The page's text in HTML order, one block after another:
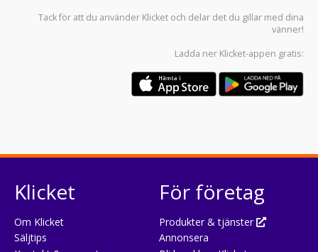
Tack för att du använder Klicket och delar det du gillar med dina
vänner!
Ladda ner Klicket-appen gratis:
Klicket
Om Klicket
Säljtips
För företag
Produkter & tjänster
Annonsera